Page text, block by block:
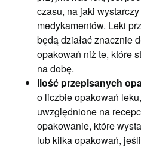
czasu, na jaki
medykamentów. Leki
będą działać znacznie
opakowań niż te, które
na dobę.
Ilość przepisanych
o liczbie opakowań
uwzględnione na
opakowanie, które
lub kilka opakowań,